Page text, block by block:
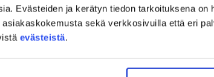
Evästeiden ja kerätyn tiedon tarkoituksena
asiakaskokemusta sekä verkkosivuilla että eri
evästeistä.